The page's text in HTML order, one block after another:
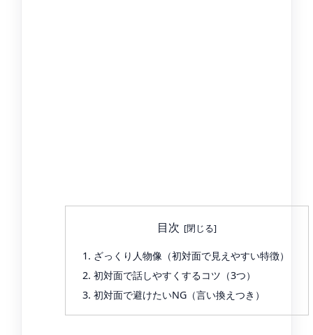
目次
ざっくり人物像（初対面で見えやすい特徴）
初対面で話しやすくするコツ（3つ）
初対面で避けたいNG（言い換えつき）